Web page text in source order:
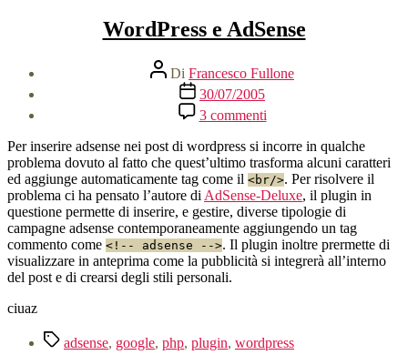
WordPress e AdSense
Autore
articolo
Di Francesco Fullone
Data
dell'articolo
30/07/2005
3 commentisu
WordPress
e
AdSense
Per inserire adsense nei post di wordpress si incorre in qualche
problema dovuto al fatto che quest’ultimo trasforma alcuni caratteri
ed aggiunge automaticamente tag come il <br/>. Per risolvere il
problema ci ha pensato l’autore di AdSense-Deluxe, il plugin in
questione permette di inserire, e gestire, diverse tipologie di
campagne adsense contemporaneamente aggiungendo un tag
commento come <!-- adsense -->. Il plugin inoltre prermette di
visualizzare in anteprima come la pubblicità si integrerà all’interno
del post e di crearsi degli stili personali.
ciuaz
Tag adsense, google, php, plugin, wordpress